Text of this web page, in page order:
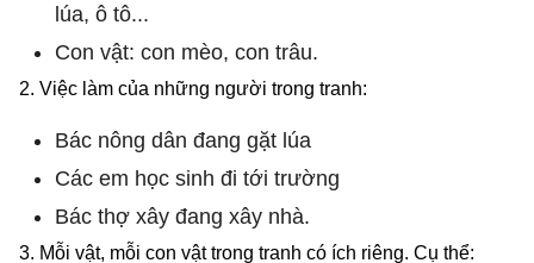
lúa, ô tô...
Con vật: con mèo, con trâu.
2. Việc làm của những người trong tranh:
Bác nông dân đang gặt lúa
Các em học sinh đi tới trường
Bác thợ xây đang xây nhà.
3. Mỗi vật, mỗi con vật trong tranh có ích riêng. Cụ thể: